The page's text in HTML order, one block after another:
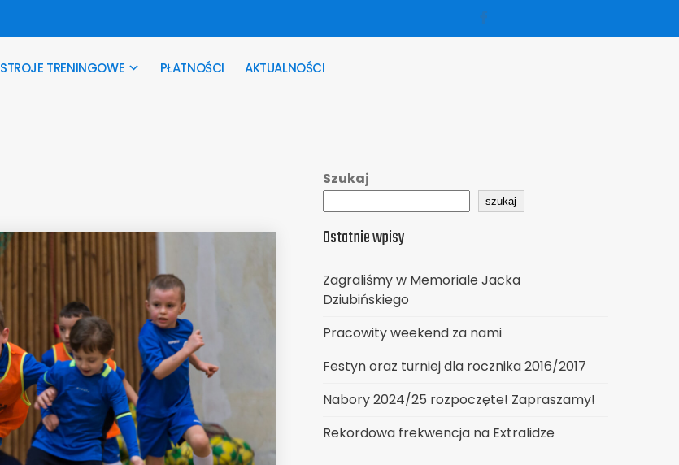
STROJE TRENINGOWE PŁATNOŚCI
AKTUALNOŚCI
Szukaj
szukaj
Ostatnie wpisy
Zagraliśmy w Memoriale Jacka
Dziubińskiego
Pracowity weekend za nami
Festyn oraz turniej dla rocznika 2016/2017
Nabory 2024/25 rozpoczęte! Zapraszamy!
Rekordowa frekwencja na Extralidze